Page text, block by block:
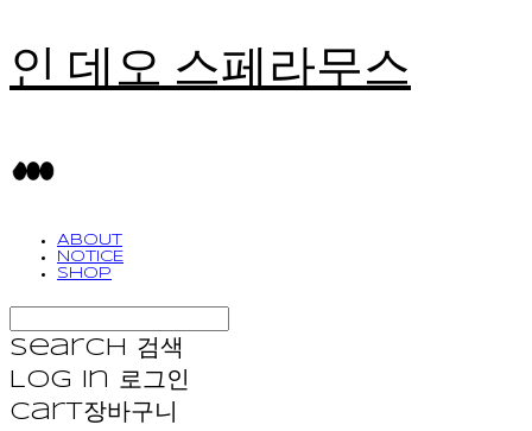
인 데오 스페라무스
ABOUT
NOTICE
SHOP
Search
검색
Log In 로그인
Cart장바구니